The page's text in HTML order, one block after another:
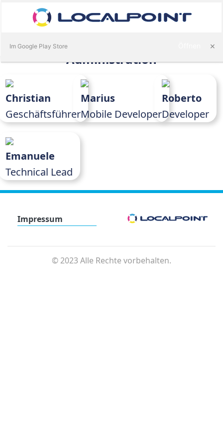
Anmelden
Administration
Christian
Geschäftsführer
Marius
Mobile Developer
Roberto
Developer
Emanuele
Technical Lead
Impressum
©2023 Alle Rechte vorbehalten.
Im Google Play Store ×